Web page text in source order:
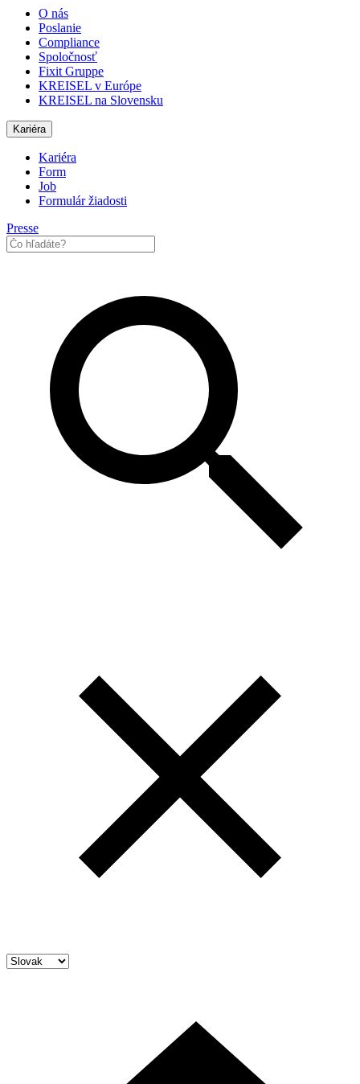
O nás
Poslanie
Compliance
Spoločnosť
Fixit Gruppe
KREISEL v Európe
KREISEL na Slovensku
Kariéra
Kariéra
Form
Job
Formulár žiadosti
Presse